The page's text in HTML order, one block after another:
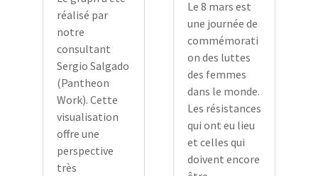
réalisé par
notre
consultant
Sergio Salgado
(Pantheon
Work). Cette
visualisation
offre une
perspective
très
Le 8 mars est
une journée de
commémorati
on des luttes
des femmes
dans le monde.
Les résistances
qui ont eu lieu
et celles qui
doivent encore